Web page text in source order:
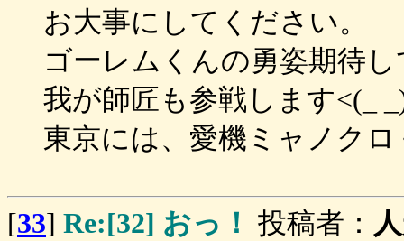
お大事にしてください。
ゴーレムくんの勇姿期待
我が師匠も参戦します<(_
東京には、愛機ミャノク
[33] Re:[32] おっ！ 投稿者：